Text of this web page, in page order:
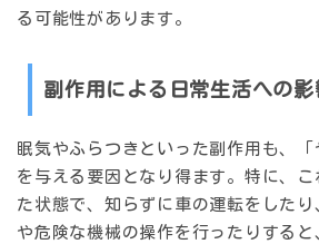
る可能性があります。
副作用による日常生活への影
眠気やふらつきといった副作用も、「
を与える要因となり得ます。特に、
た状態で、知らずに車の運転をした
や危険な機械の操作を行ったりする